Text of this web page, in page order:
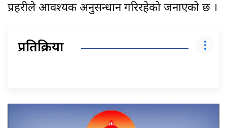
प्रहरीले आवश्यक अनुसन्धान गरिरहेको जनाएको छ ।
प्रतिक्रिया